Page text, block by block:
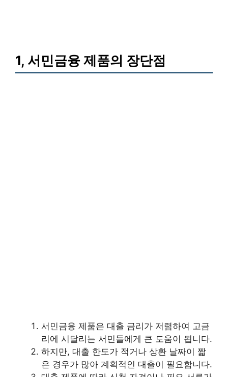
1, 서민금융 제품의 장단점
서민금융 제품은 대출 금리가 저렴하여 고금
리에 시달리는 서민들에게 큰 도움이 됩니다.
하지만, 대출 한도가 적거나 상환 날짜이 짧
은 경우가 많아 계획적인 대출이 필요합니다.